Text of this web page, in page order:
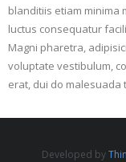
blanditiis etiam minima
luctus consequatur
Magni pharetra,
voluptate vestibulum,
erat, dui do malesuada
Developed by